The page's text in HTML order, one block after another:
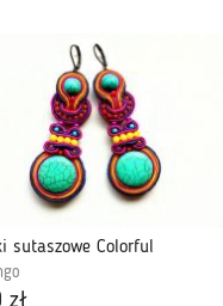
sutaszowe Colorful
zł